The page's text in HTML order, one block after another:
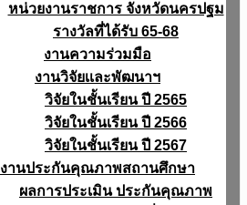
หน่วยงานราชการ จังหวัดนครปฐม
รางวัลที่ได้รับ 65-68
งานความร่วมมือ
งานวิจัยเเละพัฒนาฯ
วิจัยในชั้นเรียน ปี 2565
วิจัยในชั้นเรียน ปี 2566
วิจัยในชั้นเรียน ปี 2567
งานประกันคุณภาพสถานศึกษา
ผลการประเมิน ประกันคุณภาพ